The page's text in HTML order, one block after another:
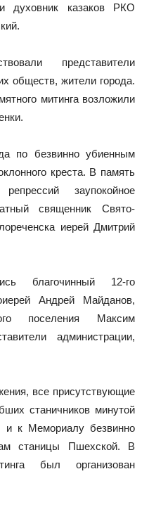
духовник казаков РКО
представители
обществ, жители города.
митинга возложили
по безвинно убиенным
креста. В память
заупокойное
священник Свято-
иерей Дмитрий
благочинный 12-го
Андрей Майданов,
поселения Максим
администрации,
все присутствующие
станичников минутой
и к Мемориалу безвинно
станицы Пшехской. В
был организован